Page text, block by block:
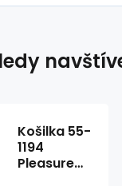
Košilka 55-
1194
Pleasure